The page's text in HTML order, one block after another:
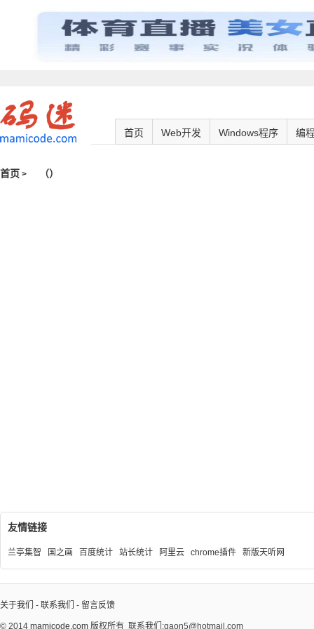
首页 Web开发 Windows程序 编
首页 > （）
友情链接
兰亭集智 国之画 百度统计 站长统计 阿里云 chrome插件 新版天听网
关于我们 - 联系我们 - 留言反馈
© 2014 mamicode.com 版权所有 联系我们:gaon5@hotmail.com